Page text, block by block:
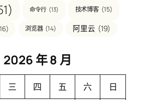
命令行 (13) 技术博客 (15)
浏览器 (14) 阿里云 (19)
2026 年 8 月
三 四 五 六 日